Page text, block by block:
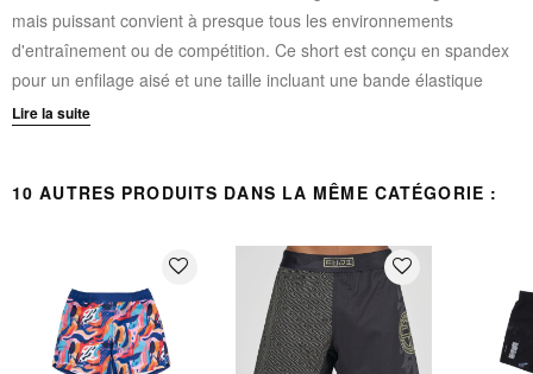
mais puissant convient à presque tous les environnements
d'entraînement ou de compétition. Ce short est conçu en spandex
pour un enfilage aisé et une taille incluant une bande élastique
avec cordon de serrage interne.
Ultra léger
Toutes les coutures sont renforcées afin de maximiser la
Pas de Velcro
90% poly / 10% spandex
Lire la suite
10 AUTRES PRODUITS DANS LA MÊME CATÉGORIE :
favorite_border favorite_border